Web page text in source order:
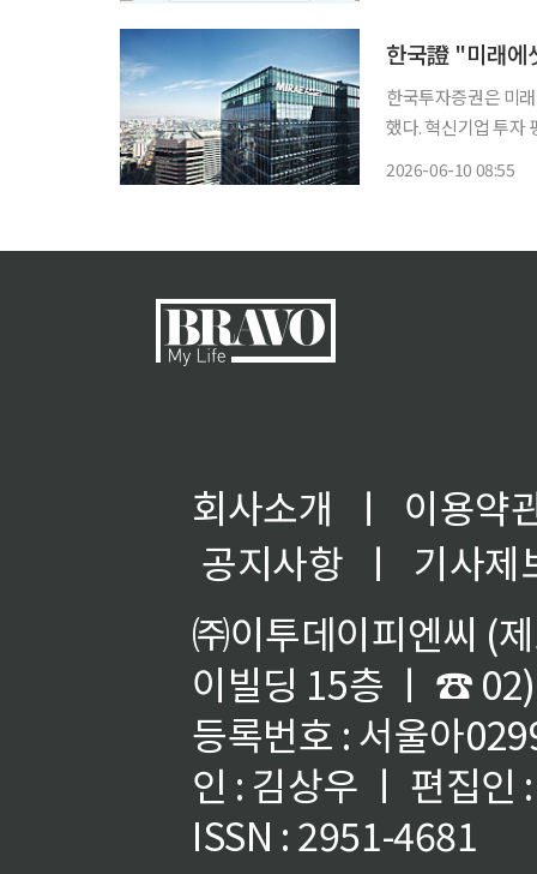
한국證 "미래에
한국투자증권은 미
했다. 혁신기업 투자
2026-06-10 08:55
회사소개 ㅣ
이용약
공지사항
ㅣ
기사제
㈜이투데이피엔씨 (
이빌딩 15층 ㅣ ☎
등록번호 : 서울아
인 : 김상우 ㅣ 편집인
ISSN : 2951-4681